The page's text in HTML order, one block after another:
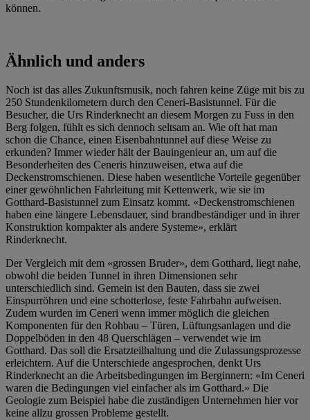
können.
Ähnlich und anders
Noch ist das alles Zukunftsmusik, noch fahren keine Züge mit bis zu
250 Stundenkilometern durch den Ceneri-Basistunnel. Für die
Besucher, die Urs Rinderknecht an diesem Morgen zu Fuss in den
Berg folgen, fühlt es sich dennoch seltsam an. Wie oft hat man
schon die Chance, einen Eisenbahntunnel auf diese Weise zu
erkunden? Immer wieder hält derBauingenieur an, um auf die
Besonderheiten des Ceneris hinzuweisen, etwa aufdie
Deckenstromschienen. Diese haben wesentliche Vorteile gegenüber
einer gewöhnlichen Fahrleitung mit Kettenwerk, wie sie im
Gotthard-Basistunnel zum Einsatz kommt. «Deckenstromschienen
haben eine längere Lebensdauer, sind brandbeständiger und in ihrer
Konstruktion kompakter als andere Systeme», erklärt
Rinderknecht.
Der Vergleich mit dem «grossen Bruder», dem Gotthard, liegt nahe,
obwohl die beiden Tunnel in ihren Dimensionen sehr
unterschiedlich sind. Gemein ist den Bauten, dass sie zwei
Einspurröhren und eine schotterlose, feste Fahrbahn aufweisen.
Zudem wurden im Ceneri wenn immer möglich die gleichen
Komponenten für den Rohbau – Türen, Lüftungsanlagen und die
Doppelböden in den 48 Querschlägen – verwendet wie im
Gotthard. Das soll die Ersatzteilhaltung und die Zulassungsprozesse
erleichtern. Auf die Unterschiede angesprochen, denktUrs
Rinderknechtan die Arbeitsbedingungen im Berginnern: «Im Ceneri
waren die Bedingungen viel einfacher als im Gotthard.» Die
Geologie zum Beispiel habe die zuständigen Unternehmen hier vor
keine allzu grossen Probleme gestellt.